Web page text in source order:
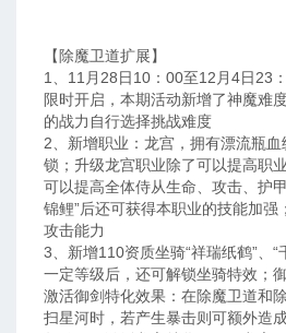
【除魔卫道扩展】
1、11月28日10：00至12月4日23
限时开启，本期活动新增了神魔难
的战力自行选择挑战难度
2、新增职业：龙宫，拥有漂流瓶
锁；升级龙宫职业除了可以提高职
可以提高全体侍从生命、攻击、护
锦鲤”后还可获得本职业的技能加强
攻击能力
3、新增110资质坐骑“祥瑞纸鹤”、“
一定等级后，还可解锁坐骑特效；
激活御剑特化效果：在除魔卫道和
扫星河时，若产生暴击则可额外造